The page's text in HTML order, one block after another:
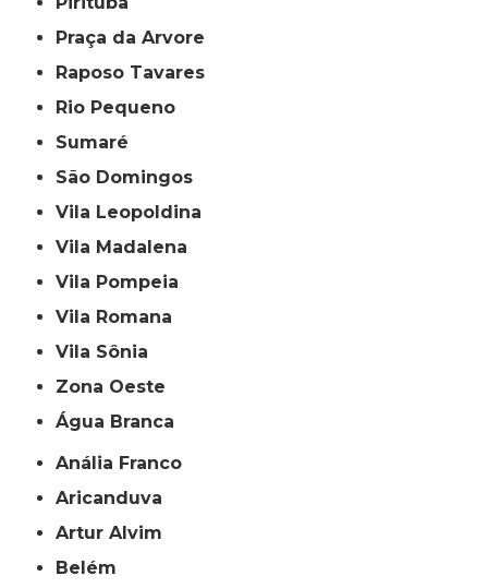
Praça da Arvore
Raposo Tavares
Rio Pequeno
Sumaré
São Domingos
Vila Leopoldina
Vila Madalena
Vila Pompeia
Vila Romana
Vila Sônia
Zona Oeste
Água Branca
Anália Franco
Aricanduva
Artur Alvim
Belém